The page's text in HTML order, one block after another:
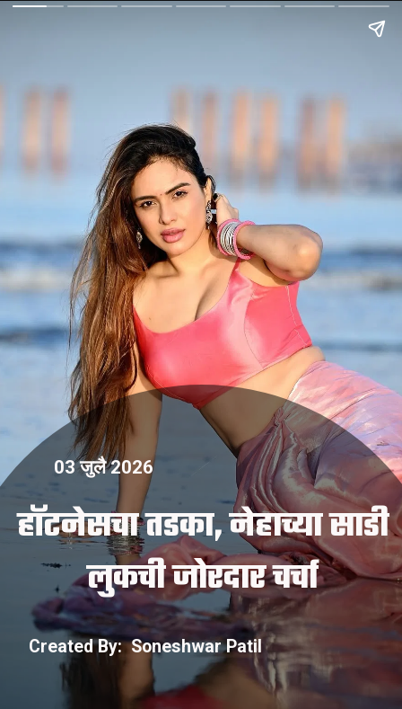
हॉटनेसचा तडका, नेहाच्या साडी
लुकची जोरदार चर्चा
03 जुलै 2026
Created By: Soneshwar Patil